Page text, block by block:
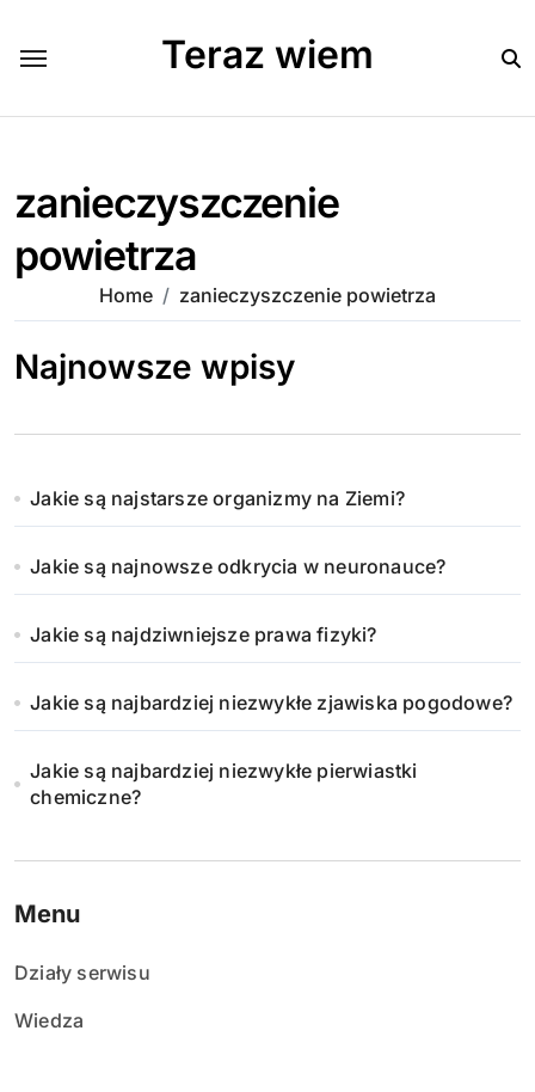
content
Teraz wiem
zanieczyszczenie
powietrza
Home zanieczyszczenie powietrza
Najnowsze wpisy
Jakie są najstarsze organizmy na Ziemi?
Jakie są najnowsze odkrycia w neuronauce?
Jakie są najdziwniejsze prawa fizyki?
Jakie są najbardziej niezwykłe zjawiska pogodowe?
Jakie są najbardziej niezwykłe pierwiastki
chemiczne?
Menu
Działy serwisu
Wiedza